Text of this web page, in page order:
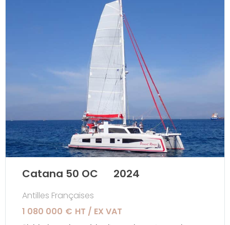
Catana 50 OC 2024
Antilles Françaises
1 080 000 € HT / EX VAT